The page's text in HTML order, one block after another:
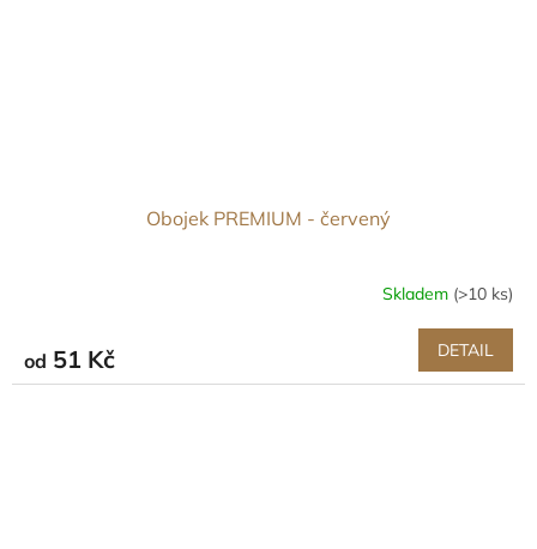
Obojek PREMIUM - červený
Skladem (>10 ks)
od 51 Kč DETAIL